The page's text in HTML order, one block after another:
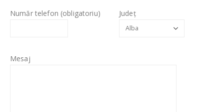
Număr telefon (obligatoriu) Județ
Mesaj